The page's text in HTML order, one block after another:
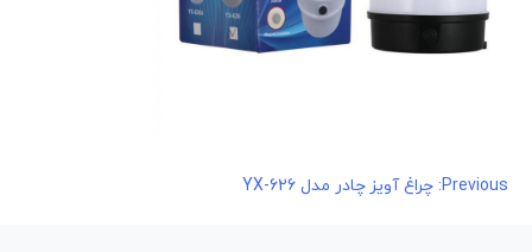
راهبری
Previous: چراغ آویز چادر مدل YX-626